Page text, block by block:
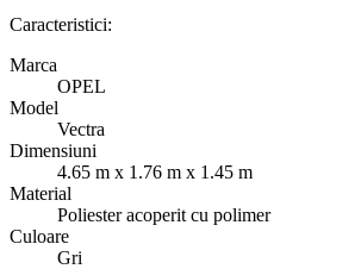
Caracteristici:
Marca
OPEL
Model
Vectra
Dimensiuni
4.65 m x 1.76 m x 1.45 m
Material
Poliester acoperit cu polimer
Culoare
Gri